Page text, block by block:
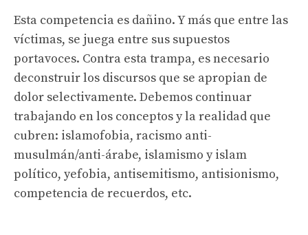
Esta competencia es dañino. Y más que entre las
víctimas, se juega entre sus supuestos
portavoces. Contra esta trampa, es necesario
deconstruir los discursos que se apropian de
dolor selectivamente. Debemos continuar
trabajando en los conceptos y la realidad que
cubren: islamofobia, racismo anti-
musulmán/anti-árabe, islamismo y islam
político, yefobia, antisemitismo, antisionismo,
competencia de recuerdos, etc.